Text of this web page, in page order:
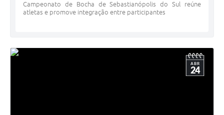
Campeonato de Bocha de Sebastianópolis do Sul reúne
atletas e promove integração entre participantes
ABR
24